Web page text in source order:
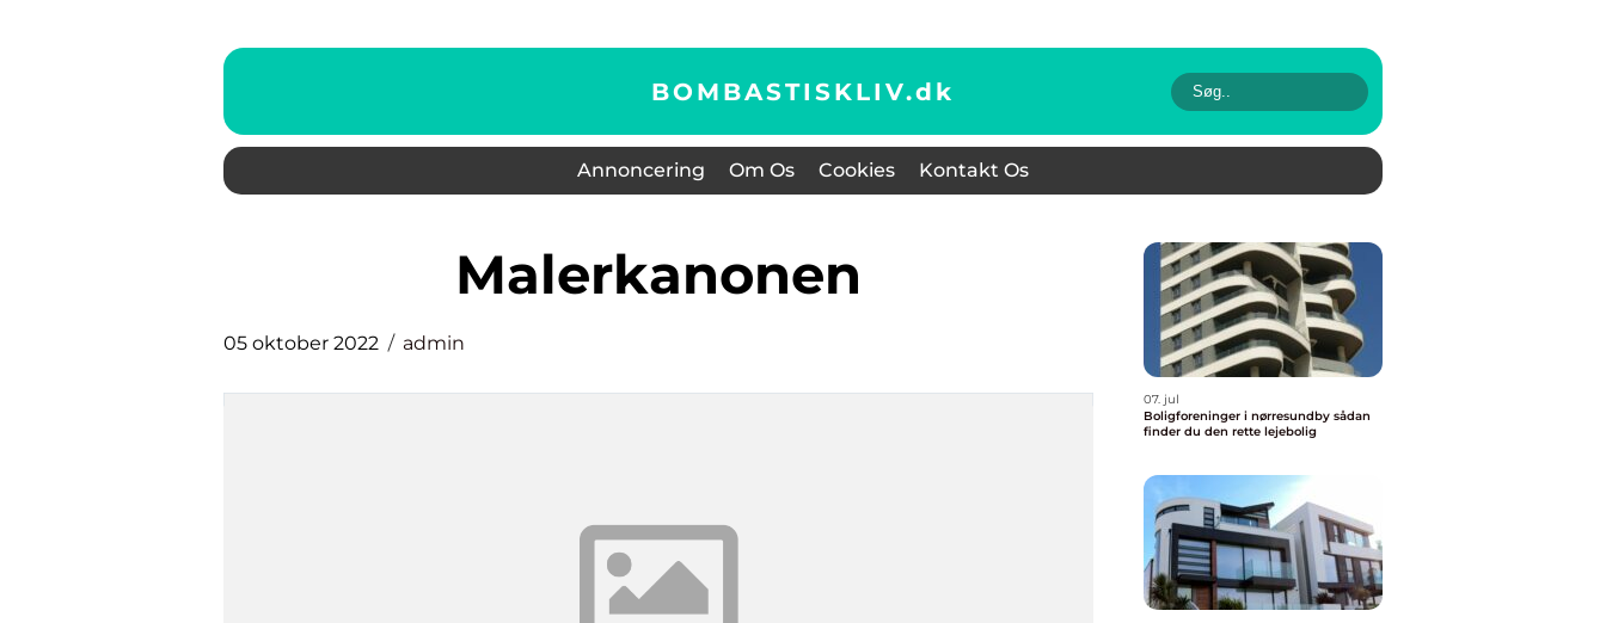
BOMBASTISKLIV.dk
Annoncering Om Os Cookies Kontakt Os
malerkanonen
05 oktober 2022 admin
07. jul
Boligforeninger i nørresundby sådan
finder du den rette lejebolig